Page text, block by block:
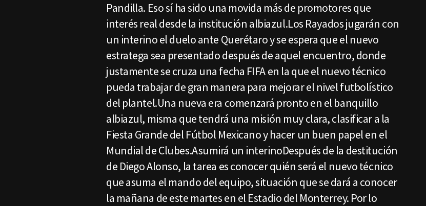
Pandilla. Eso sí ha sido una movida más de promotores que
interés real desde la institución albiazul.Los Rayados jugarán con
un interino el duelo ante Querétaro y se espera que el nuevo
estratega sea presentado después de aquel encuentro, donde
justamente se cruza una fecha FIFA en la que el nuevo técnico
pueda trabajar de gran manera para mejorar el nivel futbolístico
del plantel.Una nueva era comenzará pronto en el banquillo
albiazul, misma que tendrá una misión muy clara, clasificar a la
Fiesta Grande del Fútbol Mexicano y hacer un buen papel en el
Mundial de Clubes.Asumirá un interinoDespués de la destitución
de Diego Alonso, la tarea es conocer quién será el nuevo técnico
que asuma el mando del equipo, situación que se dará a conocer
la mañana de este martes en el Estadio del Monterrey. Por lo